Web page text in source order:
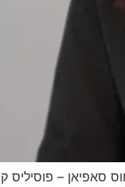
– פוסיליס